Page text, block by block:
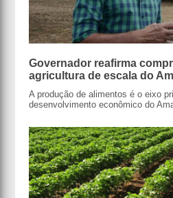
Governador reafirma
agricultura de escala do
A produção de alimentos é o eixo
desenvolvimento econômico do